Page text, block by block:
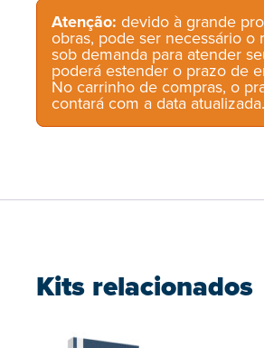
Atenção: devido à grande
obras, pode ser necessário o
sob demanda para atender
poderá estender o prazo de
No carrinho de compras, o
contará com a data atualizada.
Kits relacionados